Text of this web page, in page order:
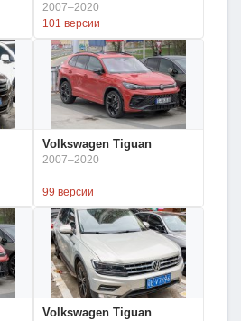
2007–2020
101 версии
Volkswagen Tiguan
2007–2020
99 версии
Volkswagen Tiguan